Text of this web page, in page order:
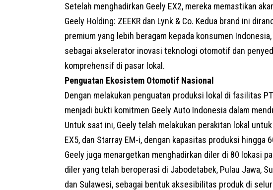
Setelah menghadirkan Geely EX2, mereka memastikan
Geely Holding: ZEEKR dan Lynk & Co. Kedua brand ini
premium yang lebih beragam kepada konsumen
sebagai akselerator inovasi teknologi otomotif dan
komprehensif di pasar lokal.
Penguatan Ekosistem Otomotif Nasional
Dengan melakukan penguatan produksi lokal di fasilitas
menjadi bukti komitmen Geely Auto Indonesia dalam
Untuk saat ini, Geely telah melakukan perakitan lokal
EX5, dan Starray EM-i, dengan kapasitas produksi hingga
Geely juga menargetkan menghadirkan diler di 80 lokasi
diler yang telah beroperasi di Jabodetabek, Pulau Jawa,
dan Sulawesi, sebagai bentuk aksesibilitas produk di